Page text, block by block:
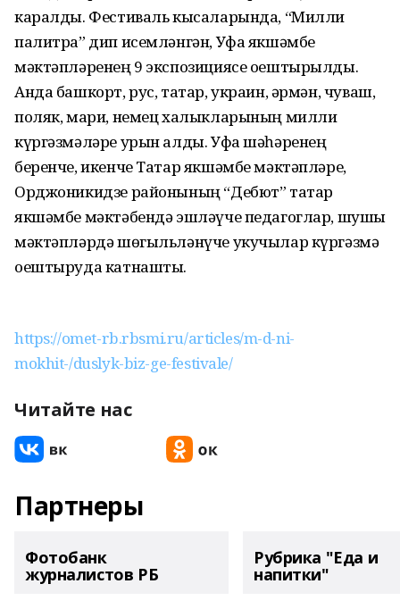
каралды. Фестиваль кысаларында, “Милли
палитра” дип исемләнгән, Уфа якшәмбе
мәктәпләренең 9 экспозициясе оештырылды.
Анда башкорт, рус, татар, украин, әрмән, чуваш,
поляк, мари, немец халыкларының милли
күргәзмәләре урын алды. Уфа шәһәренең
беренче, икенче Татар якшәмбе мәктәпләре,
Орджоникидзе районының “Дебют” татар
якшәмбе мәктәбендә эшләүче педагоглар, шушы
мәктәпләрдә шөгыльләнүче укучылар күргәзмә
оештыруда катнашты.
https://omet-rb.rbsmi.ru/articles/m-d-ni-
mokhit-/duslyk-biz-ge-festivale/
Читайте нас
Партнеры
Фотобанк
журналистов РБ
Рубрика "Еда и
напитки"